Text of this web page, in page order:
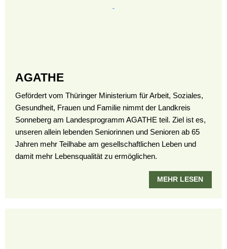
AGATHE
Gefördert vom Thüringer Ministerium für Arbeit, Soziales,
Gesundheit, Frauen und Familie nimmt der Landkreis
Sonneberg am Landesprogramm AGATHE teil. Ziel ist es,
unseren allein lebenden Seniorinnen und Senioren ab 65
Jahren mehr Teilhabe am gesellschaftlichen Leben und
damit mehr Lebensqualität zu ermöglichen.
MEHR LESEN